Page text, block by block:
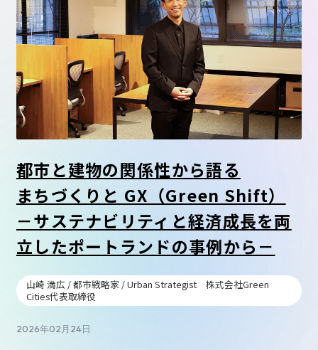
都市と建物の関係性から語る
まちづくりと GX（Green Shift）
－サステナビリティと経済成長を両
立したポートランドの事例から－
山崎 満広 / 都市戦略家 / Urban Strategist 株式会社Green
Cities代表取締役
2026年02月24日